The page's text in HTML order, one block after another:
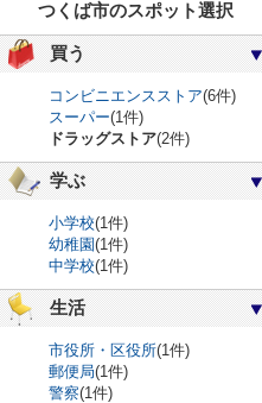
つくば市のスポット選択
買う
コンビニエンスストア(6件)
スーパー(1件)
ドラッグストア(2件)
学ぶ
小学校(1件)
幼稚園(1件)
中学校(1件)
生活
市役所・区役所(1件)
郵便局(1件)
警察(1件)